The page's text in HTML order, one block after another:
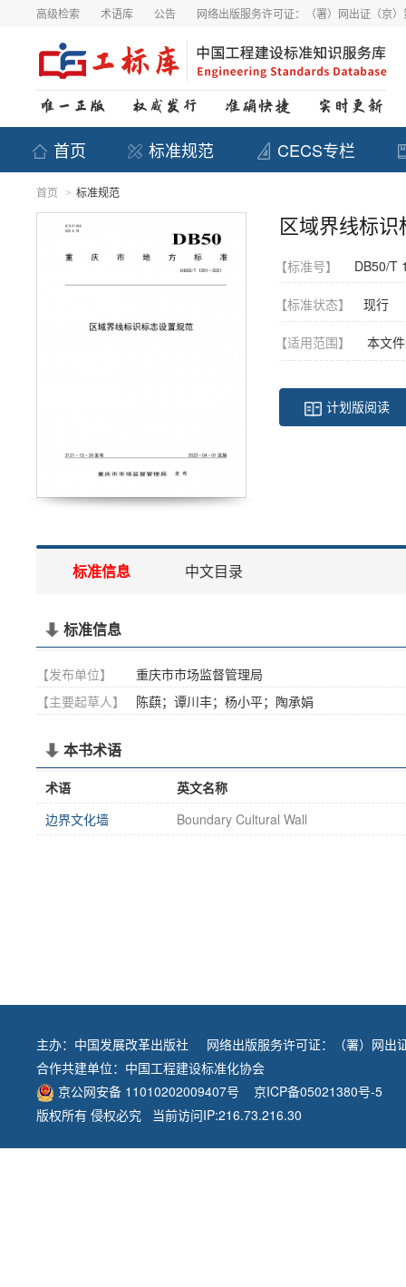
高级检索 术语库 公告 网络出版服务许可证：（署）网出证（京
首页 标准规范 CECS专栏
首页 > 标准规范
区域界线标
【标准号】 DB50/T
【标准状态】 现行
【适用范围】 本文
计划版阅读
标准信息 中文目录
标准信息
【发布单位】
重庆市市场监督管理局
【主要起草人】
陈蕻；谭川丰；杨小平；陶承娟
本书术语
术语
英文名称
边界文化墙
Boundary Cultural Wall
主办： 中国发展改革出版社
网络出版服务许可证：（署）网出
合作共建单位： 中国工程建设标准化协会
京公网安备 11010202009407号
京ICP备05021380号-5
版权所有 侵权必究 当前访问IP:216.73.216.30